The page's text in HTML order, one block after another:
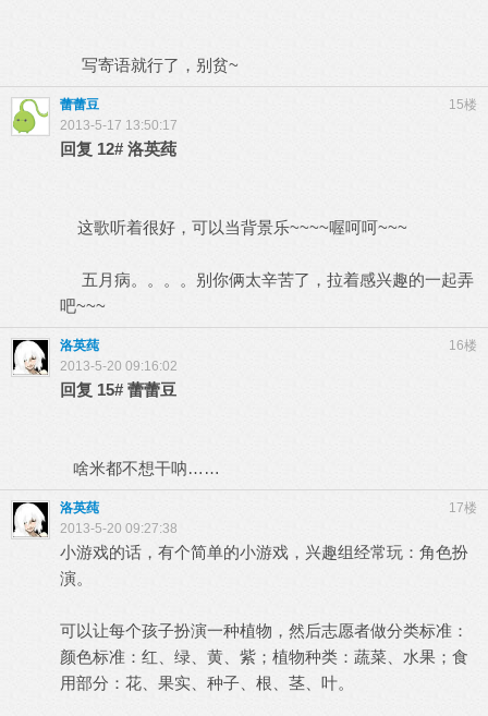
写寄语就行了，别贫~
15楼
蕾蕾豆
2013-5-17 13:50:17
回复 12# 洛英莼
这歌听着很好，可以当背景乐~~~~喔呵呵~~~
五月病。。。。别你俩太辛苦了，拉着感兴趣的一起弄
吧~~~
16楼
洛英莼
2013-5-20 09:16:02
回复 15# 蕾蕾豆
啥米都不想干呐……
17楼
洛英莼
2013-5-20 09:27:38
小游戏的话，有个简单的小游戏，兴趣组经常玩：角色扮
演。
可以让每个孩子扮演一种植物，然后志愿者做分类标准：
颜色标准：红、绿、黄、紫；植物种类：蔬菜、水果；食
用部分：花、果实、种子、根、茎、叶。